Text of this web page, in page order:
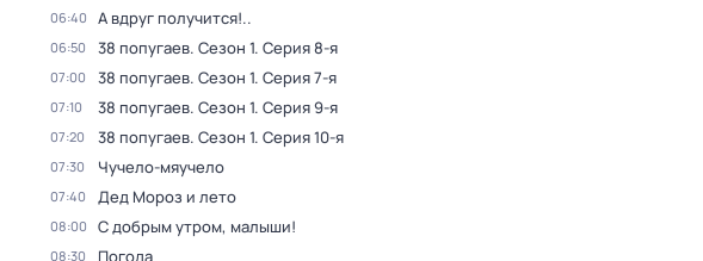
06:40 А вдруг получится!..
06:50 38 попугаев. Сезон 1. Серия 8-я
07:00 38 попугаев. Сезон 1. Серия 7-я
07:10 38 попугаев. Сезон 1. Серия 9-я
07:20 38 попугаев. Сезон 1. Серия 10-я
07:30 Чучело-мяучело
07:40 Дед Мороз и лето
08:00 С добрым утром, малыши!
08:30 Погода